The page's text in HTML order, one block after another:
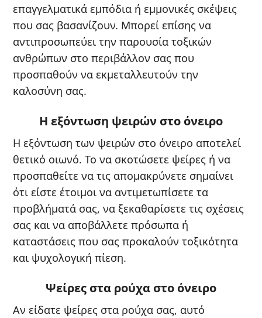
επαγγελματικά εμπόδια ή εμμονικές σκέψεις
που σας βασανίζουν. Μπορεί επίσης να
αντιπροσωπεύει την παρουσία τοξικών
ανθρώπων στο περιβάλλον σας που
προσπαθούν να εκμεταλλευτούν την
καλοσύνη σας.
Η εξόντωση ψειρών στο όνειρο
Η εξόντωση των ψειρών στο όνειρο αποτελεί
θετικό οιωνό. Το να σκοτώσετε ψείρες ή να
προσπαθείτε να τις απομακρύνετε σημαίνει
ότι είστε έτοιμοι να αντιμετωπίσετε τα
προβλήματά σας, να ξεκαθαρίσετε τις σχέσεις
σας και να αποβάλλετε πρόσωπα ή
καταστάσεις που σας προκαλούν τοξικότητα
και ψυχολογική πίεση.
Ψείρες στα ρούχα στο όνειρο
Αν είδατε ψείρες στα ρούχα σας, αυτό